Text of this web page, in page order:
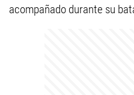
acompañado durante su